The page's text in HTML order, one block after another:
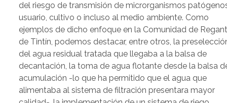
del riesgo de transmisión de microrganismos
usuario, cultivo o incluso al medio ambiente. Como
ejemplos de dicho enfoque en la Comunidad de
de Tintín, podemos destacar, entre otros, la
del agua residual tratada que llegaba a la balsa de
decantación, la toma de agua flotante desde la balsa
acumulación -lo que ha permitido que el agua que
alimentaba al sistema de filtración presentara mayor